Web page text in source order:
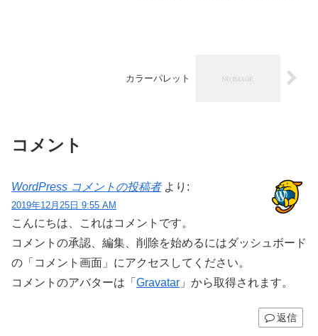
カラーパレット
コメント
WordPress コメントの投稿者 より:
2019年12月25日 9:55 AM
こんにちは、これはコメントです。
コメントの承認、編集、削除を始めるにはダッシュボード
の「コメント画面」にアクセスしてください。
コメントのアバターは「 Gravatar 」から取得されます。
返信